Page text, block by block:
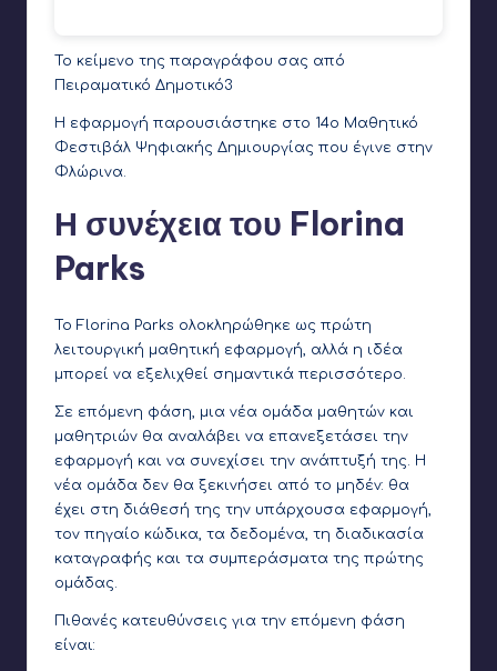
Το κείμενο της παραγράφου σας από
Πειραματικό Δημοτικό3
Η εφαρμογή παρουσιάστηκε στο 14ο Μαθητικό
Φεστιβάλ Ψηφιακής Δημιουργίας που έγινε στην
Φλώρινα.
Η συνέχεια του Florina
Parks
Το Florina Parks ολοκληρώθηκε ως πρώτη
λειτουργική μαθητική εφαρμογή, αλλά η ιδέα
μπορεί να εξελιχθεί σημαντικά περισσότερο.
Σε επόμενη φάση, μια νέα ομάδα μαθητών και
μαθητριών θα αναλάβει να επανεξετάσει την
εφαρμογή και να συνεχίσει την ανάπτυξή της. Η
νέα ομάδα δεν θα ξεκινήσει από το μηδέν: θα
έχει στη διάθεσή της την υπάρχουσα εφαρμογή,
τον πηγαίο κώδικα, τα δεδομένα, τη διαδικασία
καταγραφής και τα συμπεράσματα της πρώτης
ομάδας.
Πιθανές κατευθύνσεις για την επόμενη φάση
είναι: